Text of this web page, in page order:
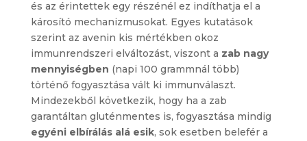
és az érintettek egy részénél ez indíthatja el a
károsító mechanizmusokat. Egyes kutatások
szerint az avenin kis mértékben okoz
immunrendszeri elváltozást, viszont a zab nagy
mennyiségben (napi 100 grammnál több)
történő fogyasztása vált ki immunválaszt.
Mindezekből következik, hogy ha a zab
garantáltan gluténmentes is, fogyasztása mindig
egyéni elbírálás alá esik, sok esetben belefér a